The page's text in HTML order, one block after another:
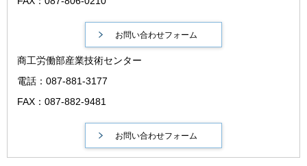
商工労働部産業技術センター
電話：087-881-3177
FAX：087-882-9481